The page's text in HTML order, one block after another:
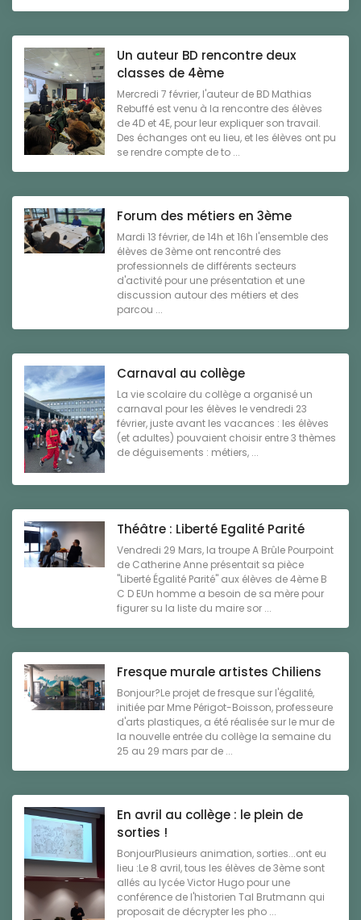
Un auteur BD rencontre deux
classes de 4ème
Mercredi 7 février, l'auteur de BD Mathias
Rebuffé est venu à la rencontre des élèves
de 4D et 4E, pour leur expliquer son travail.
Des échanges ont eu lieu, et les élèves ont pu
se rendre compte de to ...
Forum des métiers en 3ème
Mardi 13 février, de 14h et 16h l'ensemble des
élèves de 3ème ont rencontré des
professionnels de différents secteurs
d'activité pour une présentation et une
discussion autour des métiers et des
parcou ...
Carnaval au collège
La vie scolaire du collège a organisé un
carnaval pour les élèves le vendredi 23
février, juste avant les vacances : les élèves
(et adultes) pouvaient choisir entre 3 thèmes
de déguisements : métiers, ...
Théâtre : Liberté Egalité Parité
Vendredi 29 Mars, la troupe A Brûle Pourpoint
de Catherine Anne présentait sa pièce
"Liberté Égalité Parité" aux élèves de 4ème B
C D EUn homme a besoin de sa mère pour
figurer su la liste du maire sor ...
Fresque murale artistes Chiliens
Bonjour?Le projet de fresque sur l'égalité,
initiée par Mme Périgot-Boisson, professeure
d'arts plastiques, a été réalisée sur le mur de
la nouvelle entrée du collège la semaine du
25 au 29 mars par de ...
En avril au collège : le plein de
sorties !
BonjourPlusieurs animation, sorties...ont eu
lieu :Le 8 avril, tous les élèves de 3ème sont
allés au lycée Victor Hugo pour une
conférence de l'historien Tal Brutmann qui
proposait de décrypter les pho ...